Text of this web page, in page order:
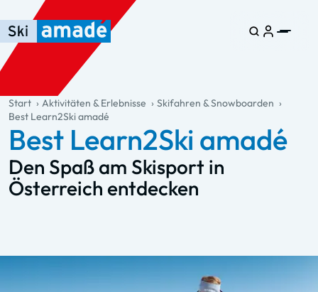
Zum Haupt-Inhalt springen
Springe zur Tabelle
Zur Haupt-Navigation springen
general.table-of-content
Start Aktivitäten & Erlebnisse
Skifahren & Snowboarden
Best Learn2Ski amadé
Best Learn2Ski amadé
Den Spaß am Skisport in
Österreich entdecken